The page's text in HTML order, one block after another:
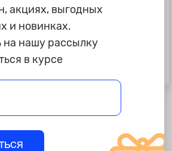
Луга
465 ₽
натурального войлока, "под
акциях, выгодных
и новинках.
нашу рассылку
в курсе